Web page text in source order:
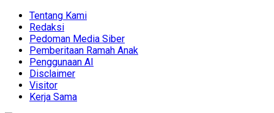
Tentang Kami
Redaksi
Pedoman Media Siber
Pemberitaan Ramah Anak
Penggunaan AI
Disclaimer
Visitor
Kerja Sama